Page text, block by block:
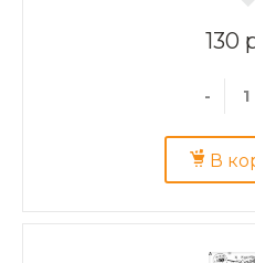
130
-
В